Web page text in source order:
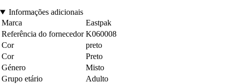
Informações adicionais
Marca
Eastpak
Referência do fornecedor K060008
Cor
preto
Cor
Preto
Género
Misto
Grupo etário
Adulto